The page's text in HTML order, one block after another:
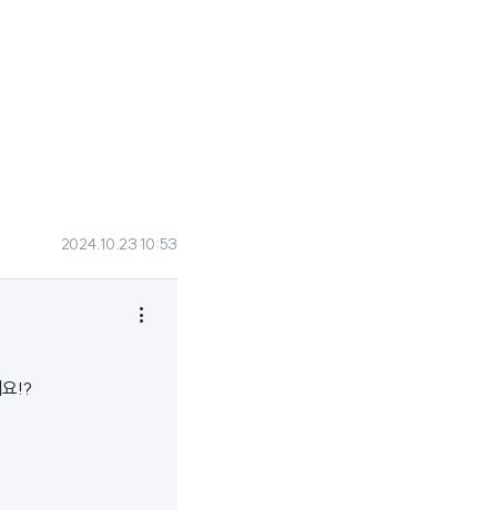
2024.10.23 10:53

!?